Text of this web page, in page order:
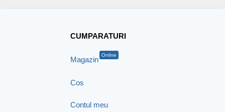
CUMPARATURI
Magazin
Online
Cos
Contul meu